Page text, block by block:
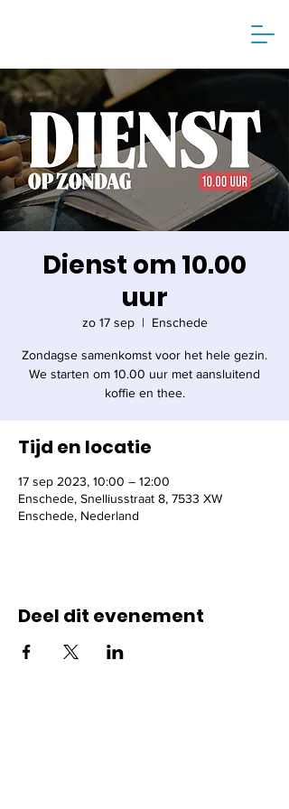
Dienst om 10.00
uur
zo 17 sep
  |
Enschede
Zondagse samenkomst voor het hele gezin.
We starten om 10.00 uur met aansluitend
koffie en thee.
Tijd en locatie
17 sep 2023, 10:00 – 12:00
Enschede, Snelliusstraat 8, 7533 XW
Enschede, Nederland
Deel dit evenement